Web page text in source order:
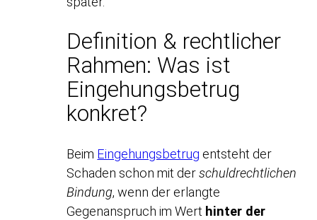
Definition & rechtlicher
Rahmen: Was ist
Eingehungsbetrug
konkret?
Beim Eingehungsbetrug entsteht der
Schaden schon mit derschuldrechtlichen
Bindung, wenn der erlangte
Gegenanspruch im Wert hinter der